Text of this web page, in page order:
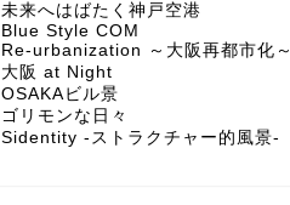
未来へはばたく神戸空港
Blue Style COM
Re-urbanization ～大阪再都市化～
大阪 at Night
OSAKAビル景
ゴリモンな日々
Sidentity -ストラクチャー的風景-